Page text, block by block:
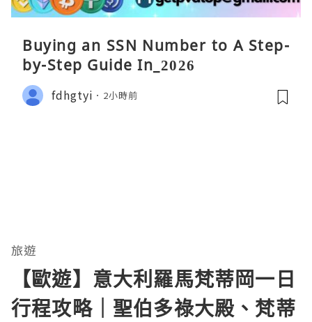
Buying an SSN Number to A Step-
by-Step Guide In_2026
fdhgtyi 2小時前
旅遊
【歐遊】意大利羅馬梵蒂岡一日
行程攻略｜聖伯多祿大殿、梵蒂